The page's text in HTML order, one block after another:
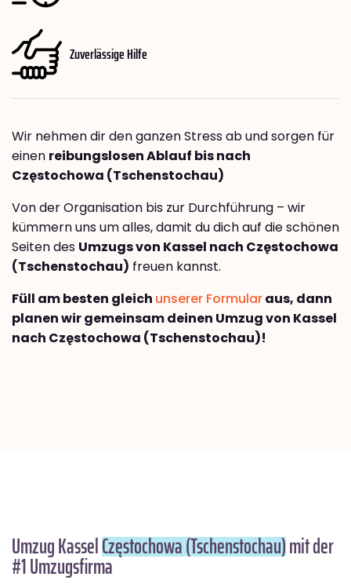
Zuverlässige Hilfe
Wir nehmen dir den ganzen Stress ab und sorgen für
einen reibungslosen Ablauf bis nach
Częstochowa (Tschenstochau)
Von der Organisation bis zur Durchführung – wir
kümmern uns um alles, damit du dich auf die schönen
Seiten des Umzugs von Kassel nach Częstochowa
(Tschenstochau) freuen kannst.
Füll am besten gleich unserer Formularaus, dann
planen wir gemeinsam deinen Umzug von Kassel
nach Częstochowa (Tschenstochau)!
Umzug KasselCzęstochowa (Tschenstochau)mit der
#1 Umzugsfirma